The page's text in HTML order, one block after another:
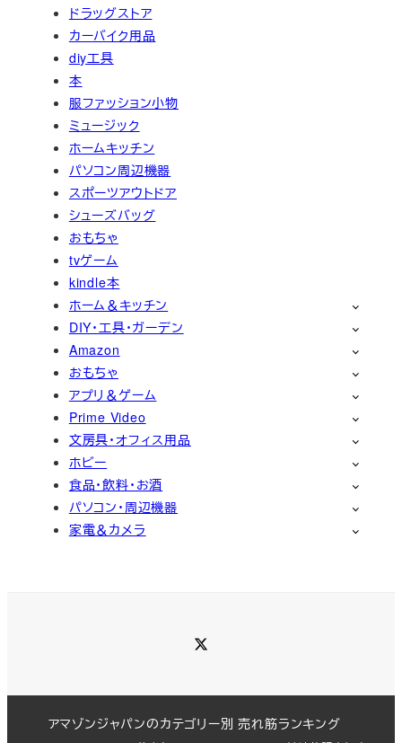
ドラッグストア
カーバイク用品
diy工具
本
服ファッション小物
ミュージック
ホームキッチン
パソコン周辺機器
スポーツアウトドア
シューズバッグ
おもちゃ
tvゲーム
kindle本
ホーム＆キッチン
DIY・工具・ガーデン
Amazon
おもちゃ
アプリ＆ゲーム
Prime Video
文房具・オフィス用品
ホビー
食品・飲料・お酒
パソコン・周辺機器
家電＆カメラ
アマゾンジャパンのカテゴリー別 売れ筋ランキング